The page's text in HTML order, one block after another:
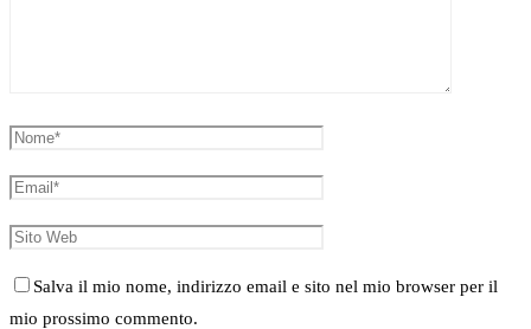
Salva il mio nome, indirizzo email e sito nel mio browser per il
mio prossimo commento.